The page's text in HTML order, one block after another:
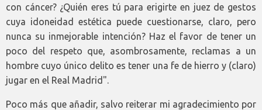
con cáncer? ¿Quién eres tú para erigirte en juez de gestos
cuya idoneidad estética puede cuestionarse, claro, pero
nunca su inmejorable intención? Haz el favor de tener un
poco del respeto que, asombrosamente, reclamas a un
hombre cuyo único delito es tener una fe de hierro y (claro)
jugar en el Real Madrid".
Poco más que añadir, salvo reiterar mi agradecimiento por